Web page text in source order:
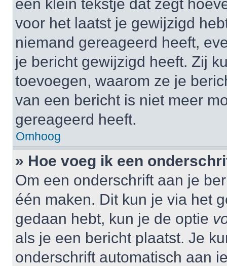
een klein tekstje dat zegt
voor het laatst je gewijzigd
niemand gereageerd heeft,
je bericht gewijzigd heeft. Zij
toevoegen, waarom ze je
van een bericht is niet meer
gereageerd heeft.
Omhoog
» Hoe voeg ik een
Om een onderschrift aan je
één maken. Dit kun je via het
gedaan hebt, kun je de optie
als je een bericht plaatst. Je
onderschrift automatisch aan